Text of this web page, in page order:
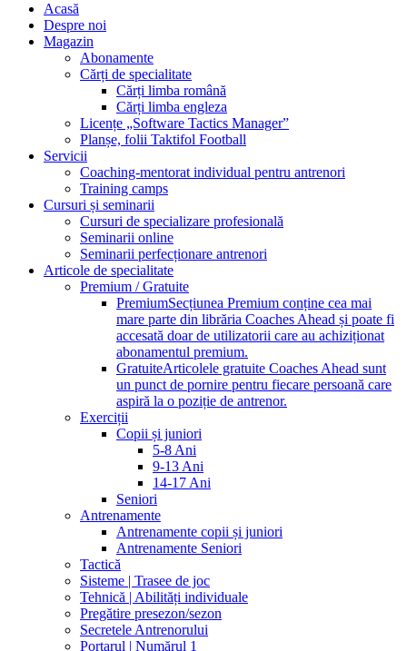
Acasă
Despre noi
Magazin
Abonamente
Cărți de specialitate
Cărți limba română
Cărți limba engleza
Licențe „Software Tactics Manager”
Planșe, folii Taktifol Football
Servicii
Coaching-mentorat individual pentru antrenori
Training camps
Cursuri și seminarii
Cursuri de specializare profesională
Seminarii online
Seminarii perfecționare antrenori
Articole de specialitate
Premium / Gratuite
PremiumSecțiunea Premium conține cea mai
mare parte din librăria Coaches Ahead și poate fi
accesată doar de utilizatorii care au achiziționat
abonamentul premium.
GratuiteArticolele gratuite Coaches Ahead sunt
un punct de pornire pentru fiecare persoană care
aspiră la o poziție de antrenor.
Exerciții
Copii și juniori
5-8 Ani
9-13 Ani
14-17 Ani
Seniori
Antrenamente
Antrenamente copii și juniori
Antrenamente Seniori
Tactică
Sisteme | Trasee de joc
Tehnică | Abilități individuale
Pregătire presezon/sezon
Secretele Antrenorului
Portarul | Numărul 1